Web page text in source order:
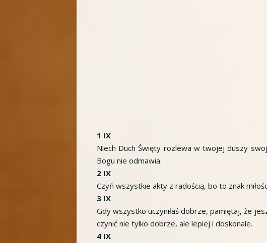
1 IX
Niech Duch Święty rozlewa w twojej duszy
Bogu nie odmawia.
2 IX
Czyń wszystkie akty z radością, bo to znak
3 IX
Gdy wszystko uczyniłaś dobrze, pamiętaj, że
czynić nie tylko dobrze, ale lepiej i doskonale.
4 IX